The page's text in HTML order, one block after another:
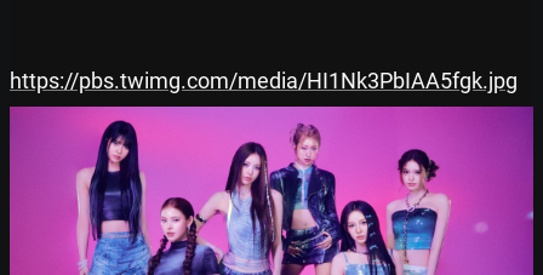
https://pbs.twimg.com/media/HI1Nk3PbIAA5fgk.jpg